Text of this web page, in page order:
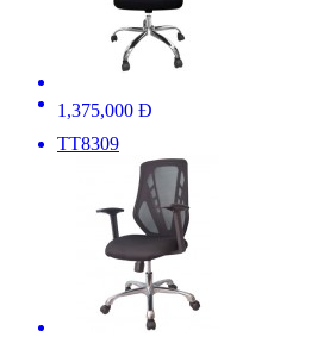
1,375,000 Đ
TT8309